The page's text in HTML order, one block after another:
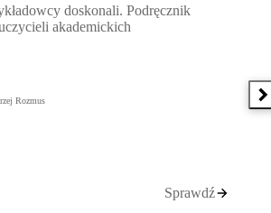
doskonali. Podręcznik
akademickich
Rozmus
Sprawdź